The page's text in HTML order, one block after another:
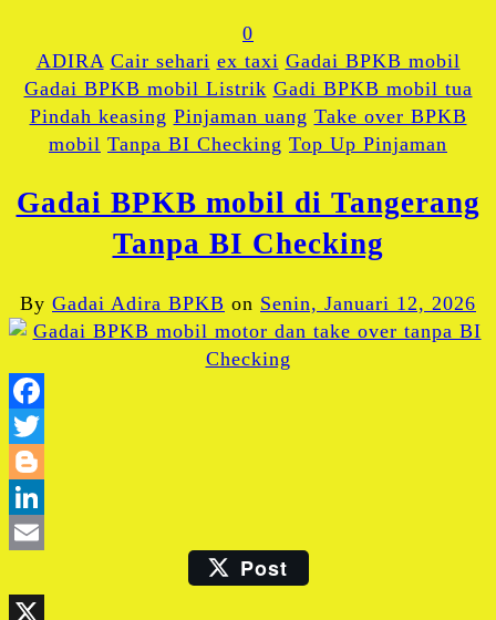
0
ADIRA Cair sehari ex taxi Gadai BPKB mobil
Gadai BPKB mobil Listrik Gadi BPKB mobil tua
Pindah keasing Pinjaman uang Take over BPKB
mobil Tanpa BI Checking Top Up Pinjaman
Gadai BPKB mobil di Tangerang
Tanpa BI Checking
By Gadai Adira BPKB on Senin, Januari 12, 2026
Email Post